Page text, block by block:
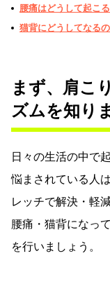
腰痛はどうして起こ
猫背にどうしてなるの
まず、肩こ
ズムを知り
日々の生活の中で
悩まされている人
レッチで解決・軽
腰痛・猫背になっ
を行いましょう。